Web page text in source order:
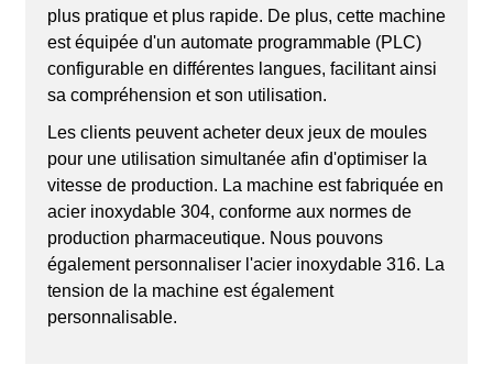
plus pratique et plus rapide. De plus, cette machine
est équipée d'un automate programmable (PLC)
configurable en différentes langues, facilitant ainsi
sa compréhension et son utilisation.
Les clients peuvent acheter deux jeux de moules
pour une utilisation simultanée afin d'optimiser la
vitesse de production. La machine est fabriquée en
acier inoxydable 304, conforme aux normes de
production pharmaceutique. Nous pouvons
également personnaliser l'acier inoxydable 316. La
tension de la machine est également
personnalisable.